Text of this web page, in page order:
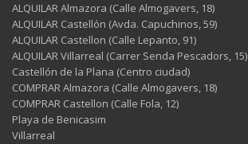
ALQUILAR Almazora (Calle Almogavers, 18)
ALQUILAR Castellón (Avda. Capuchinos, 59)
ALQUILAR Castellon (Calle Lepanto, 91)
ALQUILAR Villarreal (Carrer Senda Pescadors, 15)
Castellón de la Plana (Centro ciudad)
COMPRAR Almazora (Calle Almogavers, 18)
COMPRAR Castellon (Calle Fola, 12)
Playa de Benicasim
Villarreal